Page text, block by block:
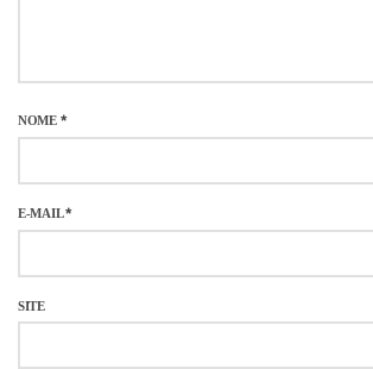
NOME *
E-MAIL*
SITE